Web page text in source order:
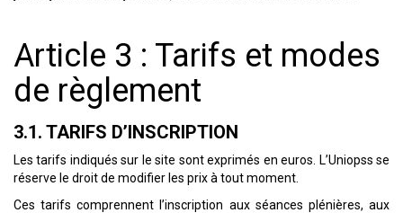
Article 3 : Tarifs et modes
de règlement
3.1. TARIFS D’INSCRIPTION
Les tarifs indiqués sur le site sont exprimés en euros. L’Uniopss se
réserve le droit de modifier les prix à tout moment.
Ces tarifs comprennent l’inscription aux séances plénières, aux